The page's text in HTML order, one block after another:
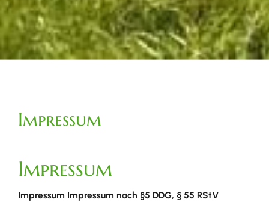
Impressum
Impressum
Impressum Impressum nach §5 DDG, § 55 RStV​